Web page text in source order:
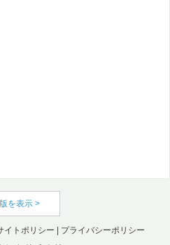
を表示 >
イトポリシー
プライバシーポリシー